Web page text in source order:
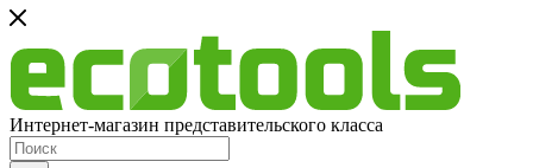
Интернет-магазин представительского класса